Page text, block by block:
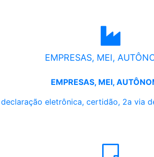
EMPRESAS, MEI,
EMPRESAS, MEI,
eletrônica, certidão, 2a via